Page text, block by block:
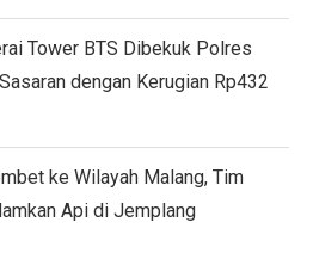
Tower BTS Dibekuk Polres
dengan Kerugian Rp432
ke Wilayah Malang, Tim
Api di Jemplang